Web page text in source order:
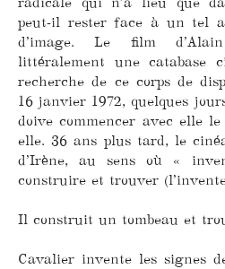
peut-il rester face à un tel
d’image. Le film
littéralement une catabase
recherche de ce corps de
16 janvier 1972, quelques
doive commencer avec elle
elle. 36 ans plus tard, le
d’Irène, au sens où «
construire et trouver
Il construit un tombeau et
Cavalier invente les signes